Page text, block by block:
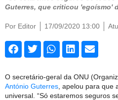
Guterres, que criticou 'egoísmo'
Por Editor 17/09/2020 13:00
O secretário-geral da ONU
António Guterres , apelou para que
universal. “Só estaremos seguros